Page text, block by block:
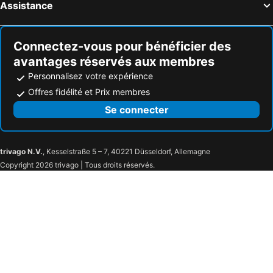
Assistance
Connectez-vous pour bénéficier des
avantages réservés aux membres
Personnalisez votre expérience
Offres fidélité et Prix membres
Se connecter
trivago N.V., Kesselstraße 5 – 7, 40221 Düsseldorf, Allemagne
Copyright 2026 trivago | Tous droits réservés.